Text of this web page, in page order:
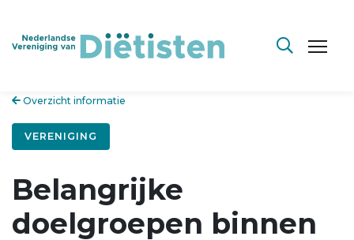
Overzicht informatie
VERENIGING
Belangrijke
doelgroepen binnen